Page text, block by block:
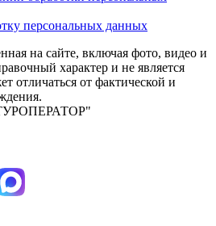
персональных данных
на сайте, включая фото, видео и
характер и не является
отличаться от фактической и